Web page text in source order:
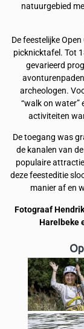
natuurgebied
De feestelijke
picknicktafel. Tot
gevarieerd
archeologen.
“walk on water”
activiteiten
De toegang was
de kanalen van
populaire
deze feesteditie
manier af en
Fotograaf
Harelbeke